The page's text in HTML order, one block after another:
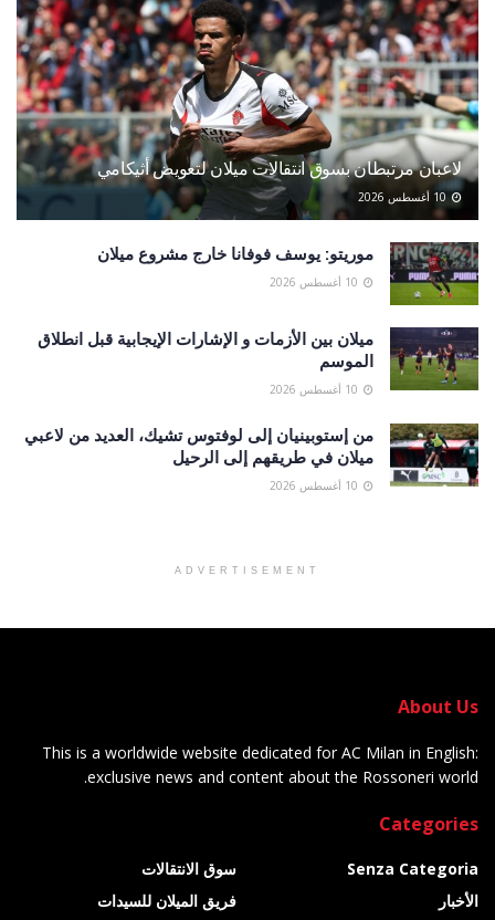
لاعبان مرتبطان بسوق انتقالات ميلان لتعويض أثيكامي
موريتو: يوسف فوفانا خارج مشروع ميلان
ميلان بين الأزمات و الإشارات الإيجابية قبل انطلاق
الموسم
من إستوبينيان إلى لوفتوس تشيك، العديد من لاعبي
ميلان في طريقهم إلى الرحيل
ADVERTISEMENT
About Us
This is a worldwide website dedicated for AC Milan in English:
exclusive news and content about the Rossoneri world.
Categories
Senza Categoria
الأخبار
سوق الانتقالات
فريق الميلان للسيدات